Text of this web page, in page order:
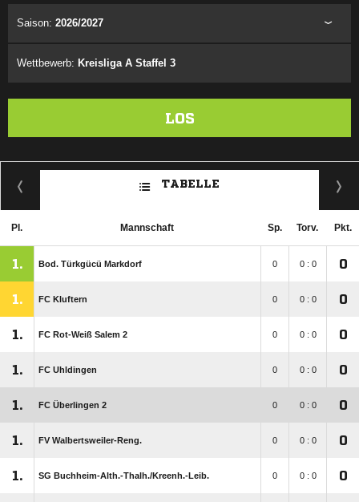
Saison: 2026/2027
Wettbewerb: Kreisliga A Staffel 3
LOS
TABELLE
Pl. Mannschaft Sp. Torv. Pkt.
1. Bod. Türkgücü Markdorf 0 0 : 0 0
1. FC Kluftern 0 0 : 0 0
1. FC Rot-Weiß Salem 2 0 0 : 0 0
1. FC Uhldingen 0 0 : 0 0
1. FC Überlingen 2 0 0 : 0 0
1. FV Walbertsweiler-Reng. 0 0 : 0 0
1. SG Buchheim-Alth.-Thalh./​Kreenh.-Leib. 0 0 : 0 0